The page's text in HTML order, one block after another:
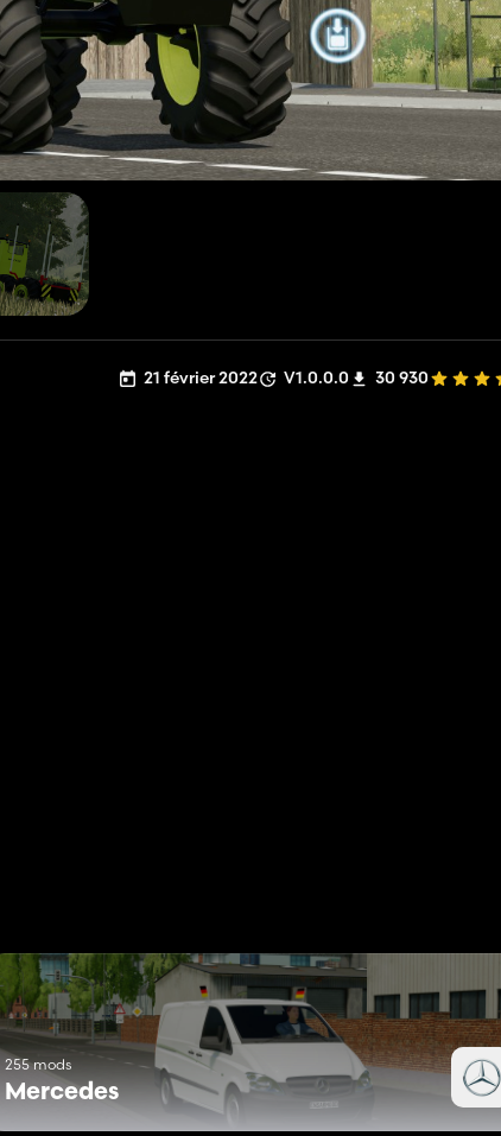
21 février 2022 V1.0.0.0 30 930
255 mods
Mercedes